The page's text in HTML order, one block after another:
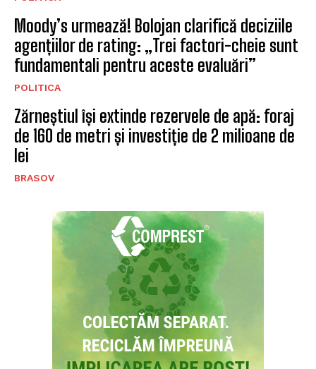
Moody’s urmează! Bolojan clarifică deciziile
agențiilor de rating: „Trei factori-cheie sunt
fundamentali pentru aceste evaluări”
POLITICA
Zărneștiul își extinde rezervele de apă: foraj
de 160 de metri și investiție de 2 milioane de
lei
BRASOV